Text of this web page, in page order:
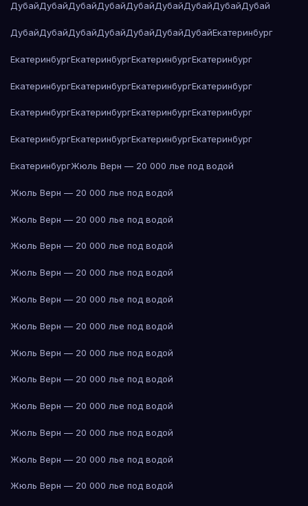
ДубайДубайДубайДубайДубайДубайДубайДубайДубай
ДубайДубайДубайДубайДубайДубайДубайЕкатеринбург
ЕкатеринбургЕкатеринбургЕкатеринбургЕкатеринбург
ЕкатеринбургЕкатеринбургЕкатеринбургЕкатеринбург
ЕкатеринбургЕкатеринбургЕкатеринбургЕкатеринбург
ЕкатеринбургЕкатеринбургЕкатеринбургЕкатеринбург
ЕкатеринбургЖюль Верн — 20 000 лье под водой
Жюль Верн — 20 000 лье под водой
Жюль Верн — 20 000 лье под водой
Жюль Верн — 20 000 лье под водой
Жюль Верн — 20 000 лье под водой
Жюль Верн — 20 000 лье под водой
Жюль Верн — 20 000 лье под водой
Жюль Верн — 20 000 лье под водой
Жюль Верн — 20 000 лье под водой
Жюль Верн — 20 000 лье под водой
Жюль Верн — 20 000 лье под водой
Жюль Верн — 20 000 лье под водой
Жюль Верн — 20 000 лье под водой